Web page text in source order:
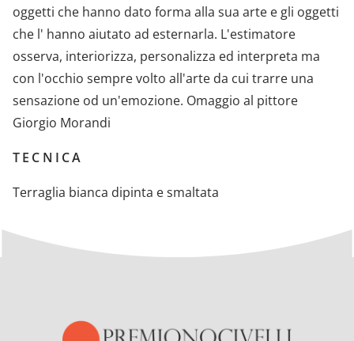
oggetti che hanno dato forma alla sua arte e gli oggetti
che l' hanno aiutato ad esternarla. L'estimatore
osserva, interiorizza, personalizza ed interpreta ma
con l'occhio sempre volto all'arte da cui trarre una
sensazione od un'emozione. Omaggio al pittore
Giorgio Morandi
TECNICA
Terraglia bianca dipinta e smaltata